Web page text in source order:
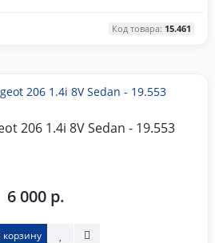
Код товара: 15.461
206 1.4i 8V Sedan - 19.553
6 000 р.
корзину